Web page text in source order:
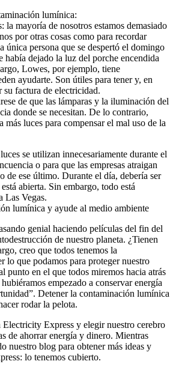
lumínica:
la mayoría de nosotros estamos demasiado
por otras cosas como para recordar
única persona que se despertó el domingo
había dejado la luz del porche encendida
Lowes, por ejemplo, tiene
ayudarte. Son útiles para tener y, en
factura de electricidad.
de que las lámparas y la iluminación del
donde se necesitan. De lo contrario,
más luces para compensar el mal uso de la
se utilizan innecesariamente durante el
o para que las empresas atraigan
de ese último. Durante el día, debería ser
abierta. Sin embargo, todo está
Las Vegas.
lumínica y ayude al medio ambiente
genial haciendo películas del fin del
de nuestro planeta. ¿Tienen
creo que todos tenemos la
lo que podamos para proteger nuestro
punto en el que todos miremos hacia atrás
empezado a conservar energía
Detener la contaminación lumínica
rodar la pelota.
Electricity Express y elegir nuestro cerebro
de ahorrar energía y dinero. Mientras
nuestro blog para obtener más ideas y
lo tenemos cubierto.